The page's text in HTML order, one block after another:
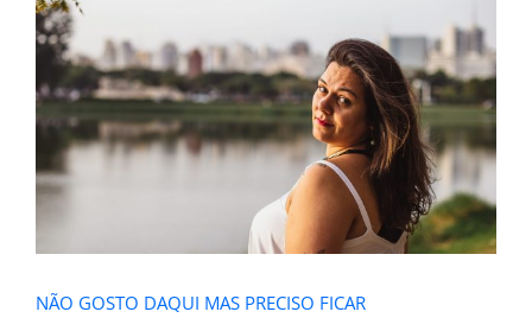
NÃO GOSTO DAQUI MAS PRECISO
FICAR
NÃO GOSTO DAQUI MAS PRECISO FICAR